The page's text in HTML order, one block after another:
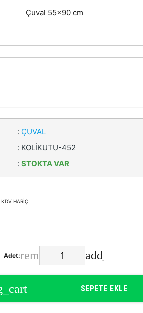
Çuval 55x90 cm
: ÇUVAL
: KOLİKUTU-452
: STOKTA VAR
KDV HARİÇ
Adet:
SEPETE EKLE